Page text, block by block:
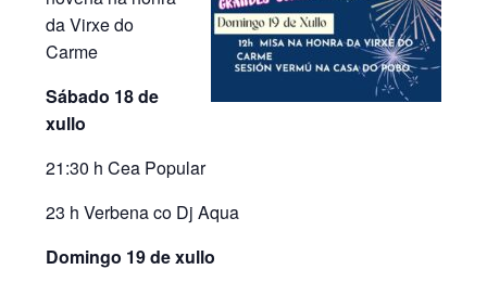
da Virxe do
Carme
Sábado 18 de
xullo
21:30 h Cea Popular
23 h Verbena co Dj Aqua
Domingo 19 de xullo